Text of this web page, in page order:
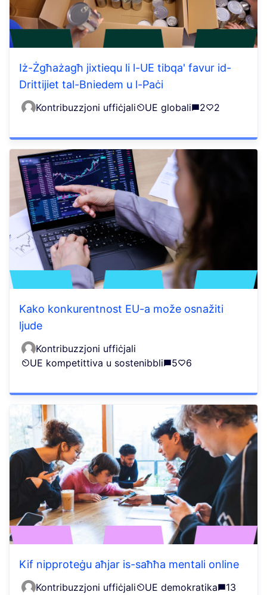
Iż-Żgħażagħ jixtiequ li l-UE tibqa' favur id-
Drittijiet tal-Bniedem u l-Paċi
Kontribuzzjoni uffiċjali UE globali 2 2
Kako konkurentnost EU-a može osnažiti
ljude
Kontribuzzjoni uffiċjali
UE kompetittiva u sostenibbli
5 6
Kif nipproteġu aħjar is-saħħa mentali online
Kontribuzzjoni uffiċjali UE demokratika
13